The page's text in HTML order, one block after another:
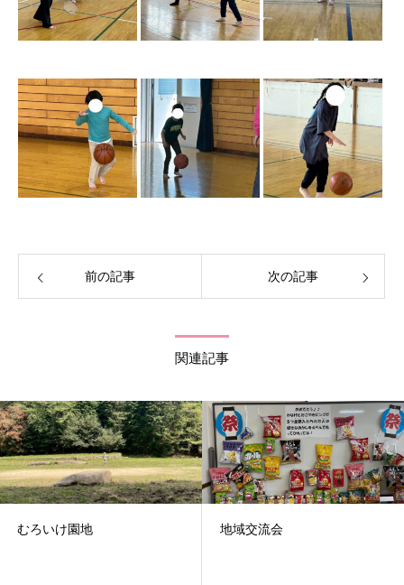
前の記事 次の記事
関連記事
むろいけ園地 地域交流会